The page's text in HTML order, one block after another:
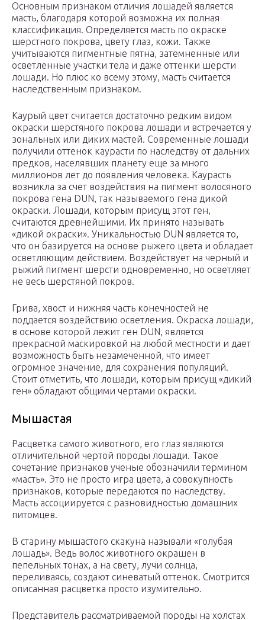
Основным признаком отличия лошадей является
масть, благодаря которой возможна их полная
классификация. Определяется масть по окраске
шерстного покрова, цвету глаз, кожи. Также
учитываются пигментные пятна, затемненные или
осветленные участки тела и даже оттенки шерсти
лошади. Но плюс ко всему этому, масть считается
наследственным признаком.
Каурый цвет считается достаточно редким видом
окраски шерстяного покрова лошади и встречается у
зональных или диких мастей. Современные лошади
получили оттенок каурасти по наследству от дальних
предков, населявших планету еще за много
миллионов лет до появления человека. Каурасть
возникла за счет воздействия на пигмент волосяного
покрова гена DUN, так называемого гена дикой
окраски. Лошади, которым присущ этот ген,
считаются древнейшими. Их принято называть
«дикой окраски». Уникальностью DUN является то,
что он базируется на основе рыжего цвета и обладает
осветляющим действием. Воздействует на черный и
рыжий пигмент шерсти одновременно, но осветляет
не весь шерстяной покров.
Грива, хвост и нижняя часть конечностей не
поддается воздействию осветления. Окраска лошади,
в основе которой лежит ген DUN, является
прекрасной маскировкой на любой местности и дает
возможность быть незамеченной, что имеет
огромное значение, для сохранения популяций.
Стоит отметить, что лошади, которым присущ «дикий
ген» обладают общими чертами окраски.
Мышастая
Расцветка самого животного, его глаз являются
отличительной чертой породы лошади. Такое
сочетание признаков ученые обозначили термином
«масть». Это не просто игра цвета, а совокупность
признаков, которые передаются по наследству.
Масть ассоциируется с разновидностью домашних
питомцев.
В старину мышастого скакуна называли «голубая
лошадь». Ведь волос животного окрашен в
пепельных тонах, а на свету, лучи солнца,
переливаясь, создают синеватый оттенок. Смотрится
описанная расцветка просто изумительно.
Представитель рассматриваемой породы на холстах